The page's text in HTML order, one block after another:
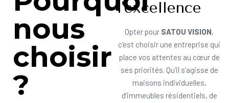
nous
choisir
?
l'excellence
Opter pour SATOU VISION,
c’est choisir une entreprise qui
place vos attentes au cœur de
ses priorités. Qu’il s’agisse de
maisons individuelles,
d’immeubles résidentiels, de